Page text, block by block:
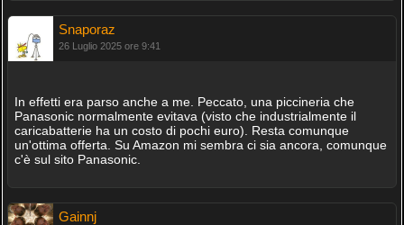
Snaporaz
26 Luglio 2025 ore 9:41
In effetti era parso anche a me. Peccato, una piccineria che
Panasonic normalmente evitava (visto che industrialmente il
caricabatterie ha un costo di pochi euro). Resta comunque
un'ottima offerta. Su Amazon mi sembra ci sia ancora, comunque
c'è sul sito Panasonic.
Gainnj